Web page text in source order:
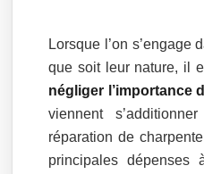
Lorsque l’on s’engage
que soit leur nature, il
négliger l’importance
viennent
réparation de
principales